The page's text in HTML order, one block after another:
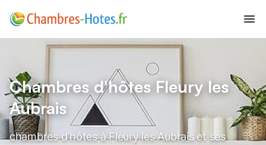
Chambres d'hôtes Fleury les
Aubrais
chambres d'hôtes à Fleury les Aubrais et ses